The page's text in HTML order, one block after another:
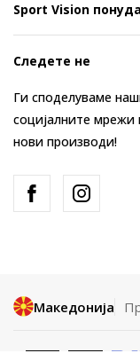
Sport Vision понуда
Следете не
Ги споделуваме
социјалните мрежи
нови производи!
Македонија